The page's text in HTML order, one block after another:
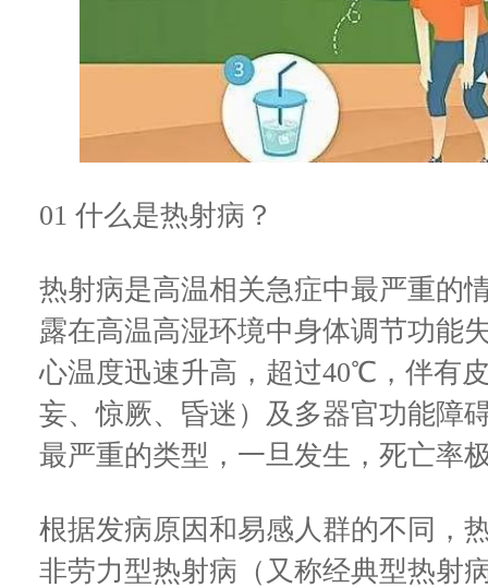
01 什么是热射病？
热射病是高温相关急症中最严重的
露在高温高湿环境中身体调节功能
心温度迅速升高，超过40℃，伴有
妄、惊厥、昏迷）及多器官功能障
最严重的类型，一旦发生，死亡率
根据发病原因和易感人群的不同，
非劳力型热射病（又称经典型热射